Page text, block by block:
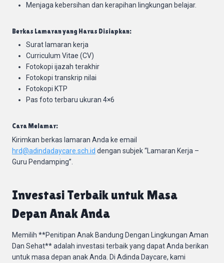
Menjaga kebersihan dan kerapihan lingkungan belajar.
Berkas Lamaran yang Harus Disiapkan:
Surat lamaran kerja
Curriculum Vitae (CV)
Fotokopi ijazah terakhir
Fotokopi transkrip nilai
Fotokopi KTP
Pas foto terbaru ukuran 4×6
Cara Melamar:
Kirimkan berkas lamaran Anda ke email
hrd@adindadaycare.sch.id dengan subjek “Lamaran Kerja –
Guru Pendamping”.
Investasi Terbaik untuk Masa
Depan Anak Anda
Memilih **Penitipan Anak Bandung Dengan Lingkungan Aman
Dan Sehat** adalah investasi terbaik yang dapat Anda berikan
untuk masa depan anak Anda. Di Adinda Daycare, kami